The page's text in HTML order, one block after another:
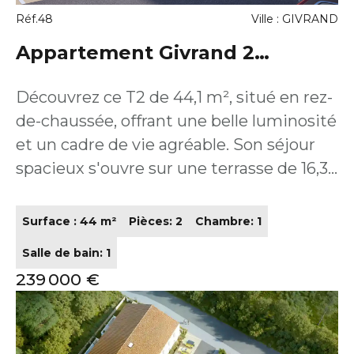
Réf.48 Ville : GIVRAND
Appartement Givrand 2
pièce(s) 44.1 m2
Découvrez ce T2 de 44,1 m², situé en rez-
de-chaussée, offrant une belle luminosité
et un cadre de vie agréable. Son séjour
spacieux s'ouvre sur une terrasse de 16,3
19,4 m², un véritable atout recherché
locataires. L'agencement optimisé
(séjour de 23 m², chambre confortable,
salle d'eau et cellier) en fait un bien
fonctionnel et attractif. Éligible au PTZ
Surface : 44 m² Pièces: 2 Chambre: 1
Salle de bain: 1
239 000 €